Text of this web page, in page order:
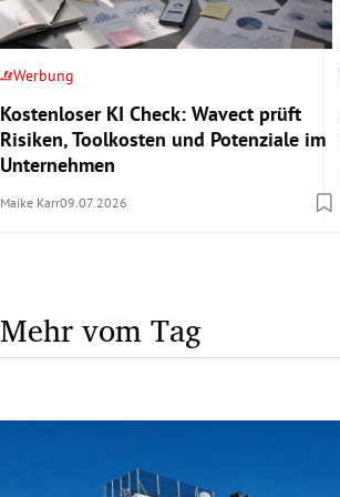
Werbung
Kostenloser KI Check: Wavect prüft
Risiken, Toolkosten und Potenziale im
Unternehmen
Maike Karr09.07.2026
Mehr vom Tag